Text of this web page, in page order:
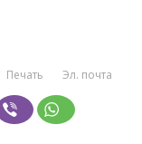
Печать Эл. почта